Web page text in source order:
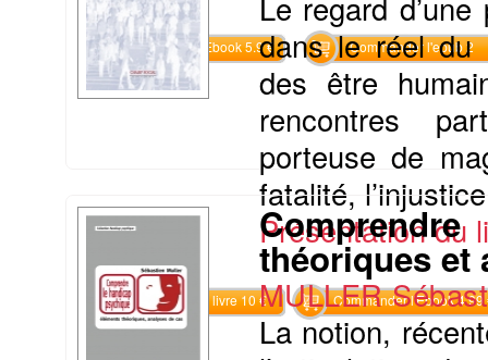
Commander l'Ebook 5.9 € Commander l'epub 2
dans le réel du
des être
rencontres
porteuse de
fatalité,
Présentation du
Commander le livre 10 € Commander l'Ebook 4.99
théoriques et
MULLER
La notion,